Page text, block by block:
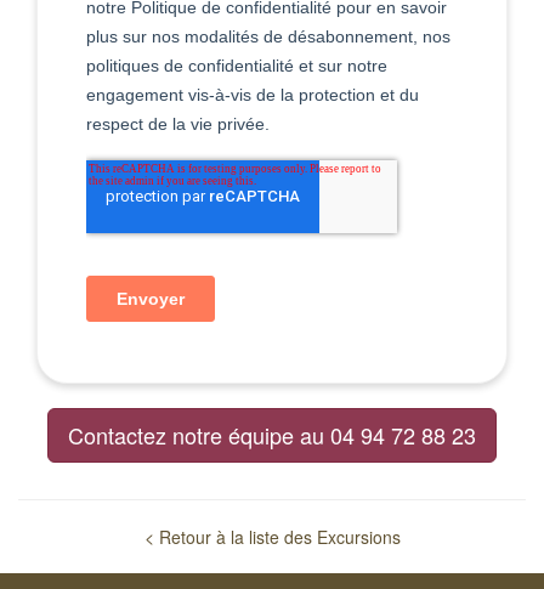
Contactez notre équipe au 04 94 72 88 23
< Retour à la liste des Excursions